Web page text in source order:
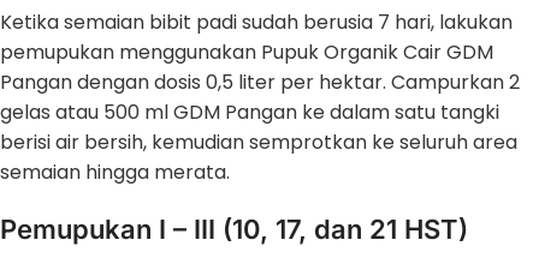
Ketika semaian bibit padi sudah berusia 7 hari, lakukan
pemupukan menggunakan Pupuk Organik Cair GDM
Pangan dengan dosis 0,5 liter per hektar. Campurkan 2
gelas atau 500 ml GDM Pangan ke dalam satu tangki
berisi air bersih, kemudian semprotkan ke seluruh area
semaian hingga merata.
Pemupukan I – III (10, 17, dan 21 HST)